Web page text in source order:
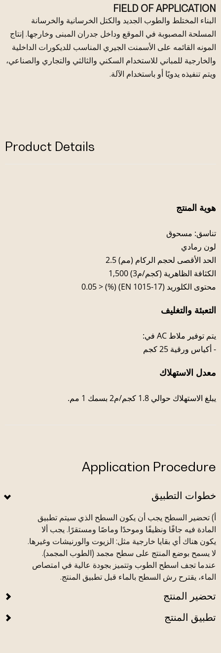
FIELD OF APPLICATION
البناء المختلط والطوب الجديد والكتل الخرسانية والخرسانة
المسلحة المصبوبة في الموقع وداخل جدران المبنى وخارجها. إنتاج
المونه القائمه على الأسمنت الجيري المناسب للديكورات الداخلية
والخارجية للمباني للاستخدام السكني والثالثي والتجاري والصناعي،
ويتم تنفيذه يدويًا أو باستخدام الآلة.
Product Details
هوية المنتج
تناسق: مسحوق
لون رمادي
الحد الأقصى لحجم الركام (مم) 2.5
الكثافة الظاهرية (كجم/م3) 1,500
محتوى الكلوريد (EN 1015-17) (%) < 0.05
التعبئة والتغليف
يتم توفير ملاط ​​AC في:
- أكياس ورقية 25 كجم
معدل الاستهلاك
يبلغ الاستهلاك حوالي 1.8 كجم/م2 بسمك 1 مم.
Application Procedure
خطوات التطبيق
أ) تحضير السطح يجب أن يكون السطح الذي سيتم تطبيق
المادة فيه جافًا ونظيفًا وموحدًا وماصًا ومستقرًا. يجب ألا
يكون هناك أي بقايا خارجية مثل: الزيوت والورنيشات وغيرها.
لا يسمح بوضع المنتج على سطح مجمد (الطوب المجمد).
عندما تجف اسطح الطوب وتتميز بجودة عالية في امتصاص
الماء، يقترح رش السطح بالماء قبل تطبيق المنتج.
تحضير المنتج
تطبيق المنتج